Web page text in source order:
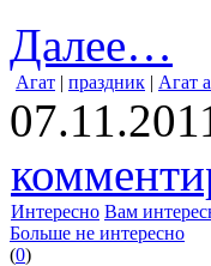
Далее…
Агат | праздник | Агат
Интересно Вам
Больше не интересно
(0)